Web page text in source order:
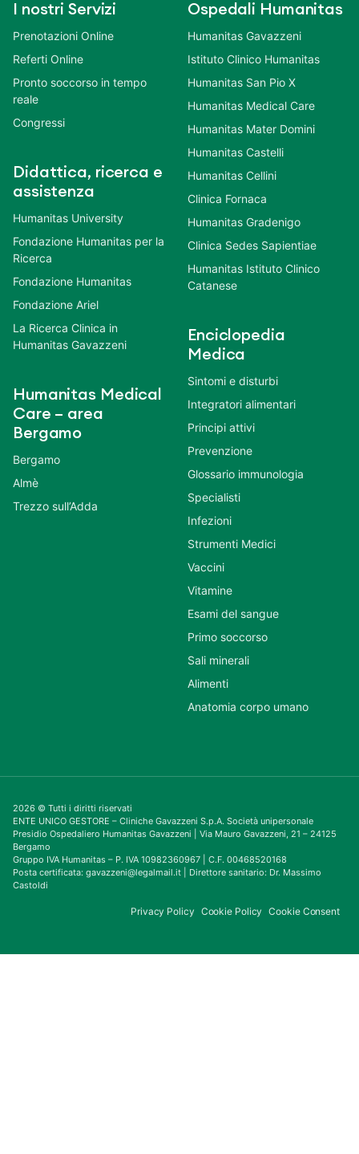
I nostri Servizi
Prenotazioni Online
Referti Online
Pronto soccorso in tempo
reale
Congressi
Didattica, ricerca e
assistenza
Humanitas University
Fondazione Humanitas per la
Ricerca
Fondazione Humanitas
Fondazione Ariel
La Ricerca Clinica in
Humanitas Gavazzeni
Humanitas Medical
Care – area
Bergamo
Bergamo
Almè
Trezzo sull’Adda
Ospedali Humanitas
Humanitas Gavazzeni
Istituto Clinico Humanitas
Humanitas San Pio X
Humanitas Medical Care
Humanitas Mater Domini
Humanitas Castelli
Humanitas Cellini
Clinica Fornaca
Humanitas Gradenigo
Clinica Sedes Sapientiae
Humanitas Istituto Clinico
Catanese
Enciclopedia
Medica
Sintomi e disturbi
Integratori alimentari
Principi attivi
Prevenzione
Glossario immunologia
Specialisti
Infezioni
Strumenti Medici
Vaccini
Vitamine
Esami del sangue
Primo soccorso
Sali minerali
Alimenti
Anatomia corpo umano
2026 © Tutti i diritti riservati
ENTE UNICO GESTORE – Cliniche Gavazzeni S.p.A. Società unipersonale
Presidio Ospedaliero Humanitas Gavazzeni | Via Mauro Gavazzeni, 21 – 24125
Bergamo
Gruppo IVA Humanitas – P. IVA 10982360967 | C.F. 00468520168
Posta certificata: gavazzeni@legalmail.it | Direttore sanitario: Dr. Massimo
Castoldi
Privacy Policy Cookie Policy Cookie Consent